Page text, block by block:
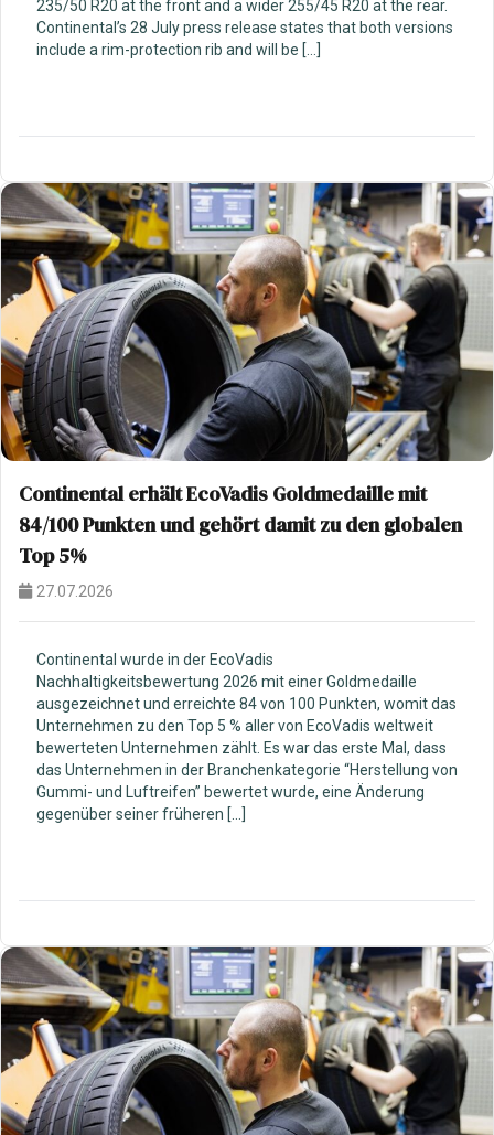
235/50 R20 at the front and a wider 255/45 R20 at the rear.
Continental’s 28 July press release states that both versions
include a rim-protection rib and will be […]
Continental erhält EcoVadis Goldmedaille mit
84/100 Punkten und gehört damit zu den globalen
Top 5%
27.07.2026
Continental wurde in der EcoVadis
Nachhaltigkeitsbewertung 2026 mit einer Goldmedaille
ausgezeichnet und erreichte 84 von 100 Punkten, womit das
Unternehmen zu den Top 5 % aller von EcoVadis weltweit
bewerteten Unternehmen zählt. Es war das erste Mal, dass
das Unternehmen in der Branchenkategorie “Herstellung von
Gummi- und Luftreifen” bewertet wurde, eine Änderung
gegenüber seiner früheren […]